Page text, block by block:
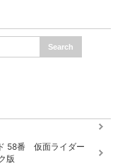
58番 仮面ライダー
版